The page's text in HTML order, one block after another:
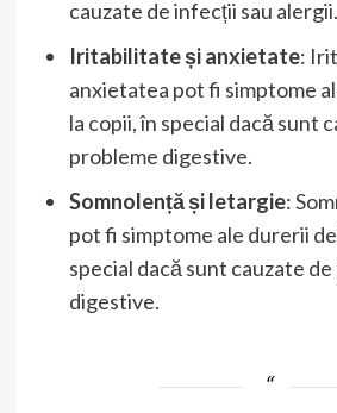
cauzate de infecții sau alergii.
Iritabilitate și anxietate:
anxietatea pot fi simptome
la copii, în special dacă sunt
probleme digestive.
Somnolență și letargie:
pot fi simptome ale durerii
special dacă sunt cauzate
digestive.